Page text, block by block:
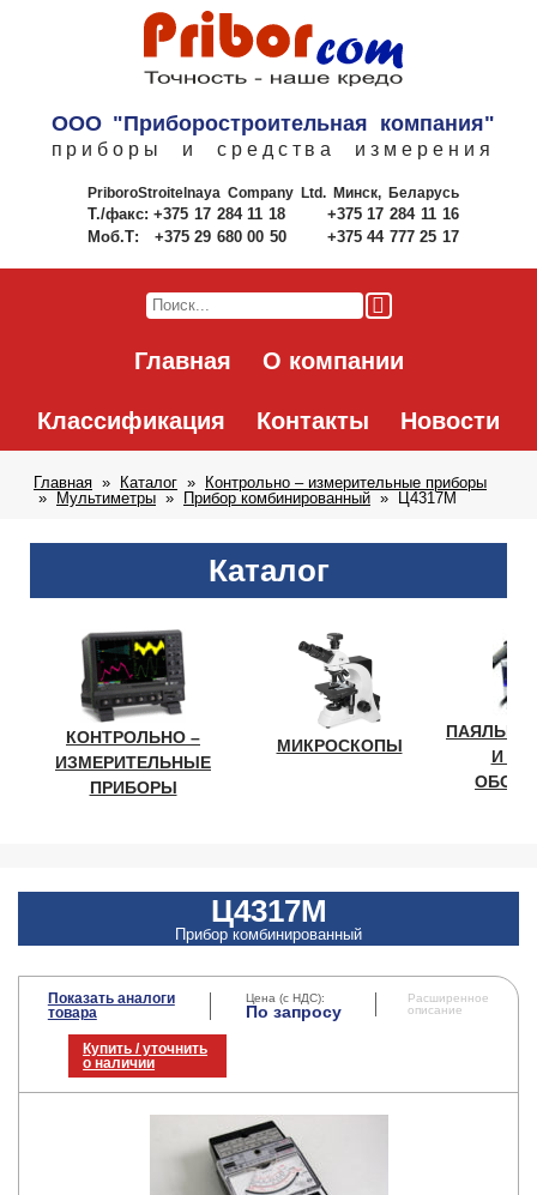
ООО "Приборостроительная компания"
приборы и средства измерения
PriboroStroitelnaya Company Ltd.Минск, Беларусь
Т./факс: +375 17 284 11 18
+375 17 284 11 16
Моб.Т:
+375 29 680 00 50 +375 44 777 25 17
Главная О компании
Классификация Контакты Новости
Главная Каталог
Контрольно – измерительные приборы
Мультиметры
Прибор комбинированный Ц4317М
Каталог
КОНТРОЛЬНО –
ИЗМЕРИТЕЛЬНЫЕ
ПРИБОРЫ
МИКРОСКОПЫ
И
Ц4317М
Прибор комбинированный
Показать аналоги
товара
Цена (с НДС):
По запросу
Расширенное
описание
Купить / уточнить
о наличии